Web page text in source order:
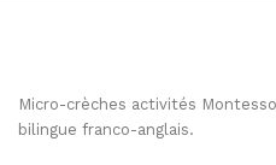
Micro-crèches activités
bilingue franco-anglais.